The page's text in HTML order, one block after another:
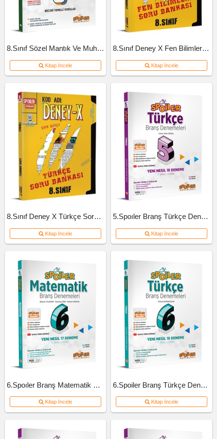
8.Sınıf Sözel Mantık Ve Muhakeme Soru Bankası
Kitap İncele
8.Sınıf Deney X Fen Bilimleri Soru Bankası
Kitap İncele
8.Sınıf Deney X Türkçe Soru Bankası
Kitap İncele
5.Spoıler Branş Türkçe Deneme
Kitap İncele
6.Spoıler Branş Matematik Deneme
Kitap İncele
6.Spoiler Branş Türkçe Deneme
Kitap İncele